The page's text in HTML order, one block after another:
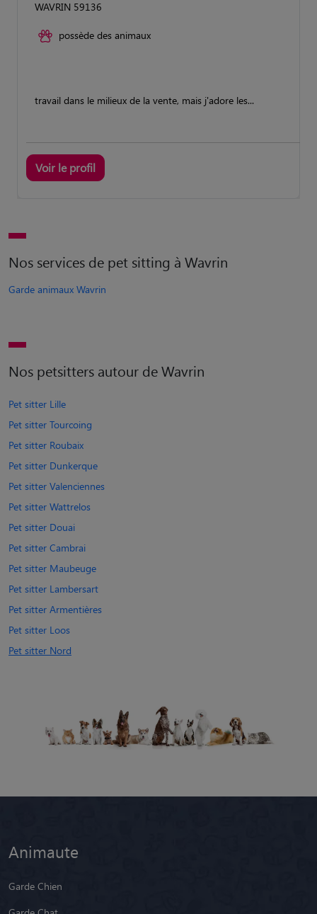
WAVRIN 59136
possède des animaux
travail dans le milieux de la vente, mais j'adore les...
Voir le profil
Nos services de pet sitting à Wavrin
Garde animaux Wavrin
Nos petsitters autour de Wavrin
Pet sitter Lille
Pet sitter Tourcoing
Pet sitter Roubaix
Pet sitter Dunkerque
Pet sitter Valenciennes
Pet sitter Wattrelos
Pet sitter Douai
Pet sitter Cambrai
Pet sitter Maubeuge
Pet sitter Lambersart
Pet sitter Armentières
Pet sitter Loos
Pet sitter Nord
Animaute
Garde Chien